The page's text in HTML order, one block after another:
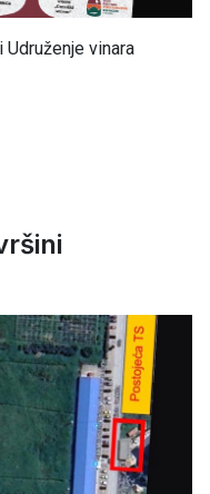
vinara